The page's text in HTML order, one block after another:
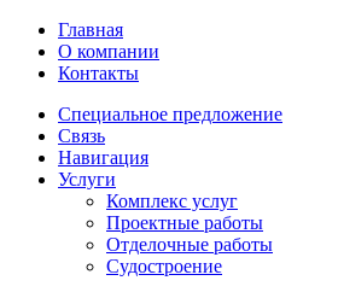
Главная
О компании
Контакты
Специальное предложение
Связь
Навигация
Услуги
Комплекс услуг
Проектные работы
Отделочные работы
Судостроение